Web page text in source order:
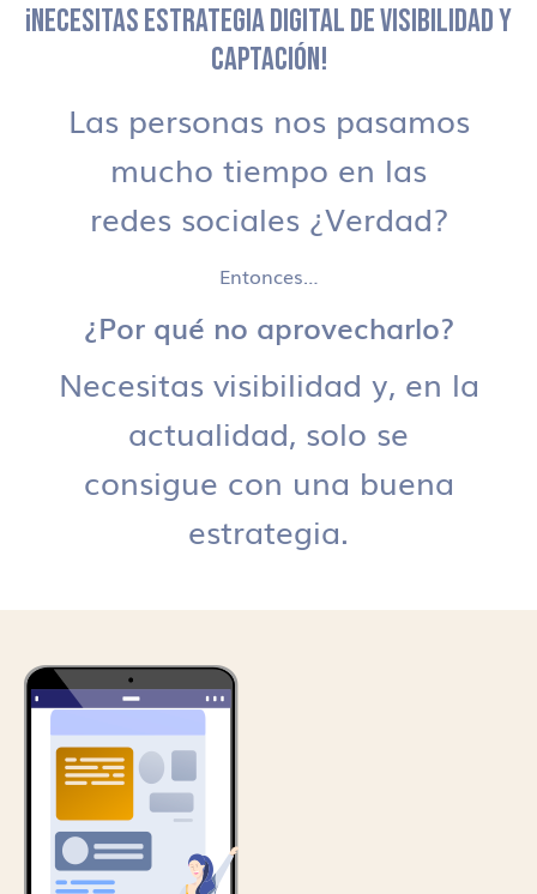
¡NECESITAS ESTRATEGIA DIGITAL DE VISIBILIDAD Y
CAPTACIÓN!
Las personas nos pasamos
mucho tiempo en las
redes sociales ¿Verdad?
Entonces…
¿Por qué no aprovecharlo?
Necesitas visibilidad y, en la
actualidad, solo se
consigue con una buena
estrategia.